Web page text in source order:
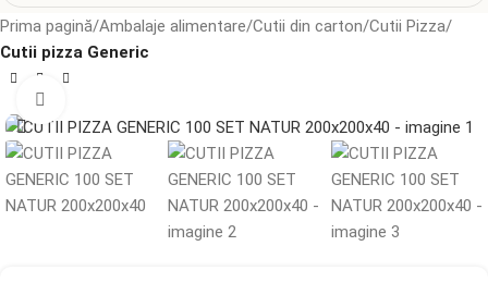
Prima pagină Ambalaje alimentare Cutii din carton Cutii Pizza
Cutii pizza Generic